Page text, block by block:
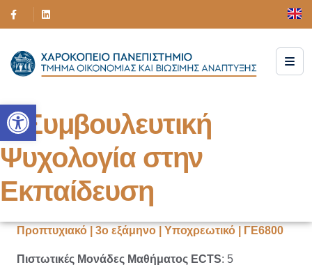
Ανοίξτε τη γραμμή εργαλείων
Η Συμβουλευτική
Ψυχολογία στην
Εκπαίδευση
Προπτυχιακό | 3ο εξάμηνο | Υποχρεωτικό | ΓΕ6800
Πιστωτικές Μονάδες Μαθήματος ECTS: 5